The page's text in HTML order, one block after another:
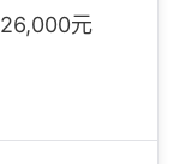
26,000元